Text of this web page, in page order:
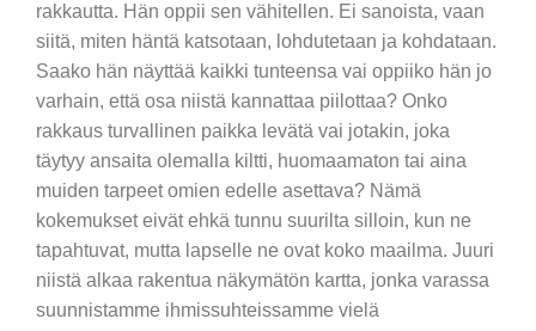
rakkautta. Hän oppii sen vähitellen. Ei sanoista, vaan
siitä, miten häntä katsotaan, lohdutetaan ja kohdataan.
Saako hän näyttää kaikki tunteensa vai oppiiko hän jo
varhain, että osa niistä kannattaa piilottaa? Onko
rakkaus turvallinen paikka levätä vai jotakin, joka
täytyy ansaita olemalla kiltti, huomaamaton tai aina
muiden tarpeet omien edelle asettava? Nämä
kokemukset eivät ehkä tunnu suurilta silloin, kun ne
tapahtuvat, mutta lapselle ne ovat koko maailma. Juuri
niistä alkaa rakentua näkymätön kartta, jonka varassa
suunnistamme ihmissuhteissamme vielä